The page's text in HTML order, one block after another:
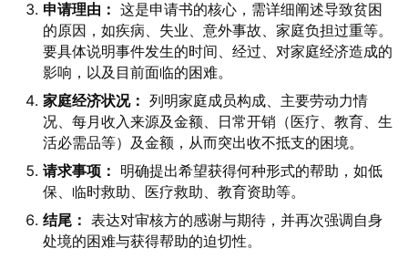
申请理由： 这是申请书的核心，需详细阐述导致贫困
的原因，如疾病、失业、意外事故、家庭负担过重等。
要具体说明事件发生的时间、经过、对家庭经济造成的
影响，以及目前面临的困难。
家庭经济状况： 列明家庭成员构成、主要劳动力情
况、每月收入来源及金额、日常开销（医疗、教育、生
活必需品等）及金额，从而突出收不抵支的困境。
请求事项： 明确提出希望获得何种形式的帮助，如低
保、临时救助、医疗救助、教育资助等。
结尾： 表达对审核方的感谢与期待，并再次强调自身
处境的困难与获得帮助的迫切性。